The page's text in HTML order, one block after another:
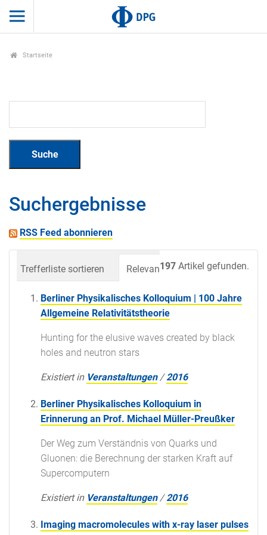
Startseite
Suchergebnisse
RSS Feed abonnieren
197 Artikel gefunden.
Trefferliste sortieren Relevanz Datum
Berliner Physikalisches Kolloquium | 100 Jahre
Allgemeine Relativitätstheorie
Hunting for the elusive waves created by black
holes and neutron stars
Existiert in Veranstaltungen /2016
Berliner Physikalisches Kolloquium in
Erinnerung an Prof. Michael Müller-Preußker
Der Weg zum Verständnis von Quarks und
Gluonen: die Berechnung der starken Kraft auf
Supercomputern
Existiert in Veranstaltungen /2016
Imaging macromolecules with x-ray laser pulses